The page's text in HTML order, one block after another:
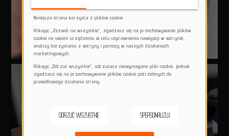
Niniejsza strona korzysta z plików cookie
Klikając „Zezwól na wszystkie”, zgadzasz się na przechowywanie plików
cookie na swoim urządzeniu w celu usprawnienia nawigacji w witrynie,
analizy korzystania z witryny i pomocy w naszych działaniach
marketingowych.
Klikając „Odrzuć wszystkie”, odrzucasz niewymagane pliki cookie, jednak
zgadzasz się na przechowywanie plików cookie potrzebnych do
prawidłowego działania strony.
ODRZUĆ WSZYSTKIE SPERSONALIZUJ